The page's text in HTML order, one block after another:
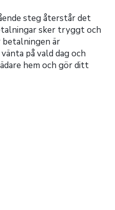
steg återstår det
sker tryggt och
betalningen är
på vald dag och
hem och gör ditt